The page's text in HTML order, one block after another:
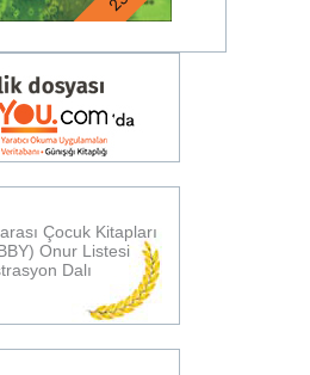
Çocuk Kitapları
Onur Listesi
Dalı